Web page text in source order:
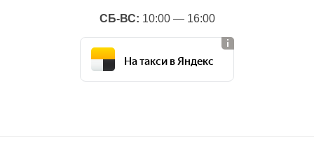
СБ-ВС: 10:00 — 16:00
На такси в Яндекс